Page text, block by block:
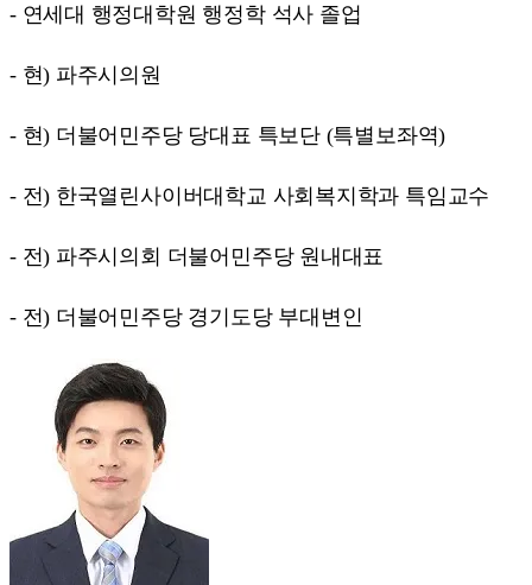
- 연세대 행정대학원 행정학 석사 졸업
- 현) 파주시의원
- 현) 더불어민주당 당대표 특보단 (특별보좌역)
- 전) 한국열린사이버대학교 사회복지학과 특임교수
- 전) 파주시의회 더불어민주당 원내대표
- 전) 더불어민주당 경기도당 부대변인